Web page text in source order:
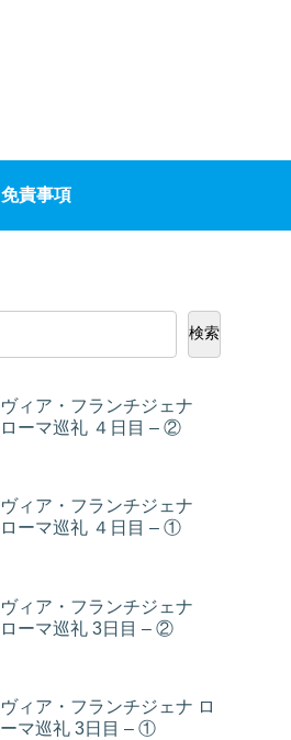
免責事項
検索
ヴィア・フランチジェナ
ローマ巡礼 ４日目 – ②
ヴィア・フランチジェナ
ローマ巡礼 ４日目 – ①
ヴィア・フランチジェナ
ローマ巡礼 3日目 – ②
ヴィア・フランチジェナ ロ
ーマ巡礼 3日目 – ①